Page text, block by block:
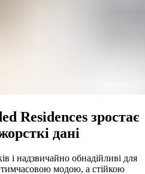
Residences зростає
дані
і надзвичайно обнадійливі для
тимчасовою модою, а стійкою